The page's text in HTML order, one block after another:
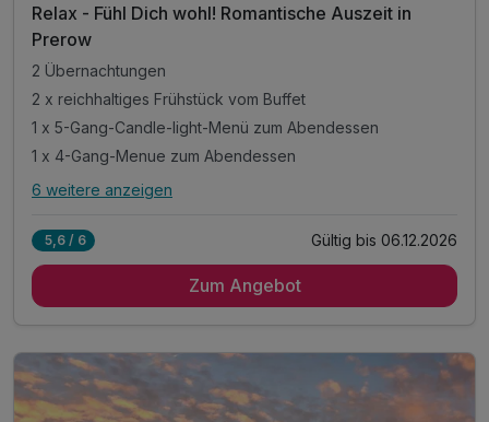
Relax - Fühl Dich wohl! Romantische Auszeit in
Prerow
2 Übernachtungen
2 x reichhaltiges Frühstück vom Buffet
1 x 5-Gang-Candle-light-Menü zum Abendessen
1 x 4-Gang-Menue zum Abendessen
Alle Inklusivleistungen
2 x reichhaltiges Frühstück vom Buffet
1 x Wellnessgeschenk für Zuhause
1 x Flasche Mineralwasser auf dem Zimmer
6 weitere anzeigen
5,6 / 6 Gültig bis 06.12.2026
Zum Angebot